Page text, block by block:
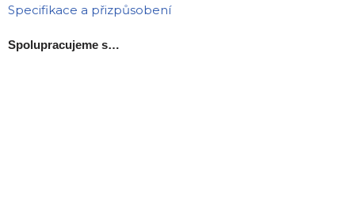
Specifikace a přizpůsobení
Spolupracujeme s…